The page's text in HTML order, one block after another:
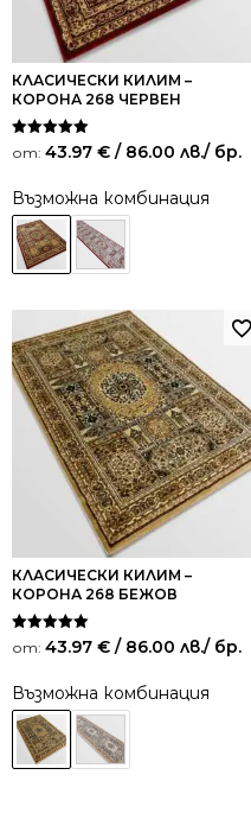
КЛАСИЧЕСКИ КИЛИМ –
КОРОНА 268 ЧЕРВЕН
Оценено на
5.00
от: 43.97 € / 86.00 лв./ бр.
Възможна комбинация
КЛАСИЧЕСКИ КИЛИМ –
КОРОНА 268 БЕЖОВ
Оценено на
5.00
от: 43.97 € / 86.00 лв./ бр.
Възможна комбинация